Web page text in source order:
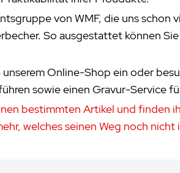
von WMF, die uns schon
So ausgestattet können
unserem Online-Shop ein oder
sowie einen Gravur-Service
bestimmten Artikel und finden
welches seinen Weg noch